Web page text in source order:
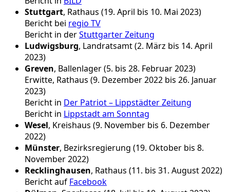
Stuttgart, Rathaus (19. April bis 10. Mai 2023)
Bericht bei regio TV
Bericht in derStuttgarter Zeitung
Ludwigsburg, Landratsamt (2. März bis 14. April
2023)
Greven, Ballenlager (5. bis 28. Februar 2023)
Erwitte, Rathaus (9. Dezember 2022 bis 26. Januar
2023)
Bericht in Der Patriot – Lippstädter Zeitung
Bericht in Lippstadt am Sonntag
Wesel, Kreishaus (9. November bis 6. Dezember
2022)
Münster, Bezirksregierung (19. Oktober bis 8.
November 2022)
Recklinghausen, Rathaus (11. bis 31. August 2022)
Bericht auf Facebook